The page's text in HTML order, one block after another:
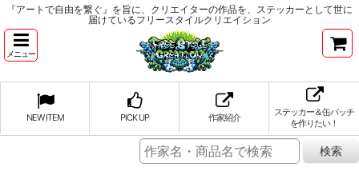
『アートで自由を繋ぐ』を旨に、クリエイターの作品を、ステッカーとして世に
届けているフリースタイルクリエイション
メニュー
NEW ITEM PICK UP 作家紹介
ステッカー＆缶バッチ
を作りたい！